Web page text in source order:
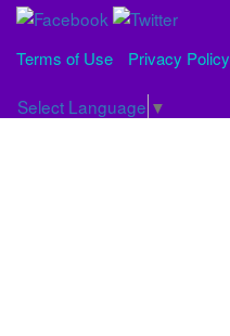
Terms of Use Privacy Policy
Select Language ▼